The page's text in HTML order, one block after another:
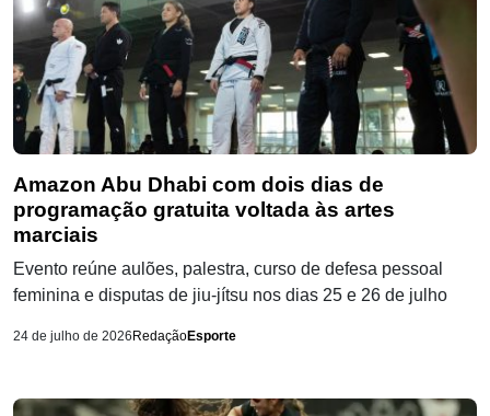
Amazon Abu Dhabi com dois dias de
programação gratuita voltada às artes
marciais
Evento reúne aulões, palestra, curso de defesa pessoal
feminina e disputas de jiu-jítsu nos dias 25 e 26 de julho
24 de julho de 2026 RedaçãoEsporte